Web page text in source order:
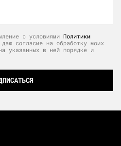
с условиями Политики
согласие на обработку моих
указанных в ней порядке и